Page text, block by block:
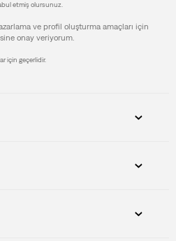
etmiş olursunuz.
ve profil oluşturma amaçları için
onay veriyorum.
için geçerlidir.